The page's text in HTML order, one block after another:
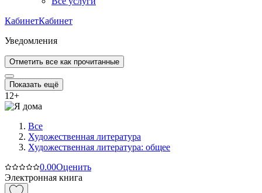
КабинетКабинет
Уведомления
Отметить все как прочитанные
Показать ещё
12+
Все
Художественная литература
Художественная литература: общее
0.00Оценить
Электронная книга